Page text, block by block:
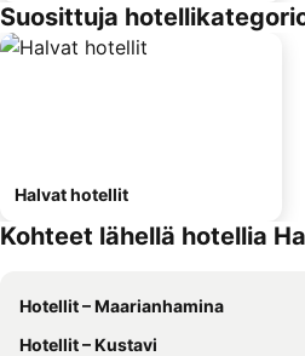
Suosittuja
Halvat hotellit
Kohteet lähellä hotellia
Hotellit – Maarianhamina
Hotellit – Kustavi